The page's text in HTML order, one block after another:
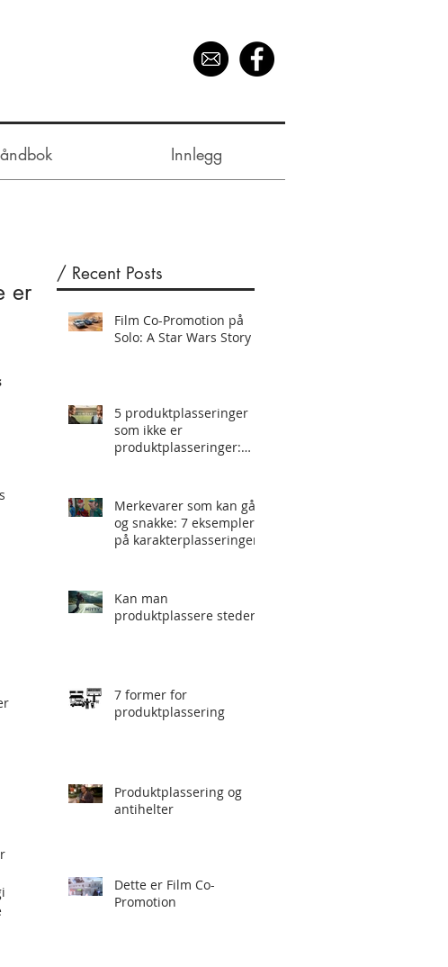
er
/ Recent Posts
Film Co-Promotion på
Solo: A Star Wars Story
5 produktplasseringer
som ikke er
produktplasseringer:
Merkevarer som kan gå
og snakke: 7 eksempler
på karakterplasseringer
Kan man
produktplassere steder?
7 former for
produktplassering
Produktplassering og
antihelter
Dette er Film Co-
Promotion
Innlegg